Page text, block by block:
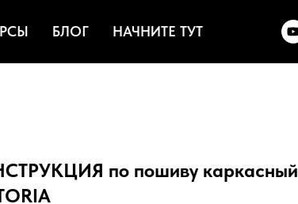
БЛОГ НАЧНИТЕ ТУТ
по пошиву каркасный